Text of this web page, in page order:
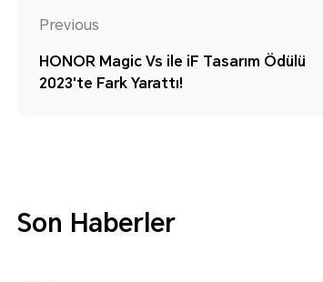
Previous
HONOR Magic Vs ile iF Tasarım Ödülü
2023'te Fark Yarattı!
Son Haberler